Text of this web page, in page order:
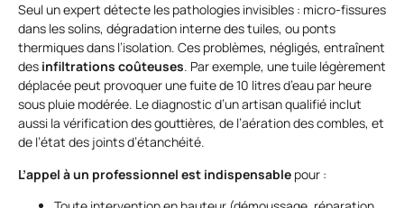
Seul un expert détecte les pathologies invisibles : micro-fissures
dans les solins, dégradation interne des tuiles, ou ponts
thermiques dans l’isolation. Ces problèmes, négligés, entraînent
des infiltrations coûteuses. Par exemple, une tuile légèrement
déplacée peut provoquer une fuite de 10 litres d’eau par heure
sous pluie modérée. Le diagnostic d’un artisan qualifié inclut
aussi la vérification des gouttières, de l’aération des combles, et
de l’état des joints d’étanchéité.
L’appel à un professionnel est indispensable pour :